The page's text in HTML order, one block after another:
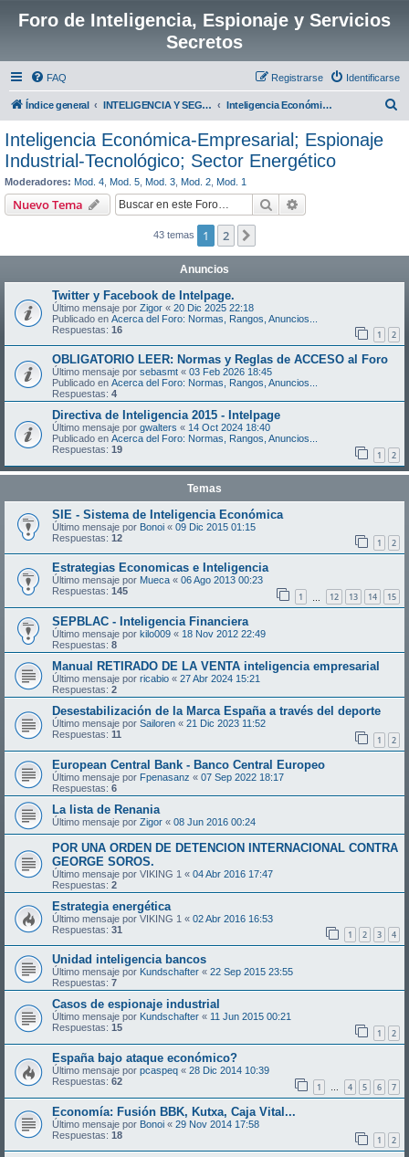
Foro de Inteligencia, Espionaje y Servicios
Secretos
FAQ Identificarse
Registrarse
Índice general INTELIGENCIA Y SEGURIDAD GLOBAL: Inteligencia Económica-Empresarial; Espionaje Industrial-Tecnológico; Sector Energético
Inteligencia Económica-Empresarial; Espionaje
Industrial-Tecnológico; Sector Energético
Moderadores: Mod. 4 Mod. 5 Mod. 3 Mod. 2 Mod. 1
Nuevo Tema Buscar
43 temas 1 2
Anuncios
Twitter y Facebook de Intelpage.
Último mensaje por Zigor « 20 Dic 2025 22:18
Publicado en Acerca del Foro: Normas, Rangos, Anuncios...
Respuestas: 16 1 2
OBLIGATORIO LEER: Normas y Reglas de ACCESO al Foro
Último mensaje por sebasmt « 03 Feb 2026 18:45
Publicado en Acerca del Foro: Normas, Rangos, Anuncios...
Respuestas: 4
Directiva de Inteligencia 2015 - Intelpage
Último mensaje por gwalters « 14 Oct 2024 18:40
Publicado en Acerca del Foro: Normas, Rangos, Anuncios...
Respuestas: 19 1 2
Temas
SIE - Sistema de Inteligencia Económica
Último mensaje por Bonoi « 09 Dic 2015 01:15
Respuestas: 12 1 2
Estrategias Economicas e Inteligencia
Último mensaje por Mueca « 06 Ago 2013 00:23
Respuestas: 145 1 12 13 14 15
SEPBLAC - Inteligencia Financiera
Último mensaje por kilo009 « 18 Nov 2012 22:49
Respuestas: 8
Manual RETIRADO DE LA VENTA inteligencia empresarial
Último mensaje por ricabio « 27 Abr 2024 15:21
Respuestas: 2
Desestabilización de la Marca España a través del deporte
Último mensaje por Sailoren « 21 Dic 2023 11:52
Respuestas: 11 1 2
European Central Bank - Banco Central Europeo
Último mensaje por Fpenasanz « 07 Sep 2022 18:17
Respuestas: 6
La lista de Renania
Último mensaje por Zigor « 08 Jun 2016 00:24
POR UNA ORDEN DE DETENCION INTERNACIONAL CONTRA
GEORGE SOROS.
Último mensaje por VIKING 1 « 04 Abr 2016 17:47
Respuestas: 2
Estrategia energética
Último mensaje por VIKING 1 « 02 Abr 2016 16:53
Respuestas: 31 1 2 3 4
Unidad inteligencia bancos
Último mensaje por Kundschafter « 22 Sep 2015 23:55
Respuestas: 7
Casos de espionaje industrial
Último mensaje por Kundschafter « 11 Jun 2015 00:21
Respuestas: 15 1 2
España bajo ataque económico?
Último mensaje por pcaspeq « 28 Dic 2014 10:39
Respuestas: 62 1 … 4 5 6 7
Economía: Fusión BBK, Kutxa, Caja Vital...
Último mensaje por Bonoi « 29 Nov 2014 17:58
Respuestas: 18 1 2